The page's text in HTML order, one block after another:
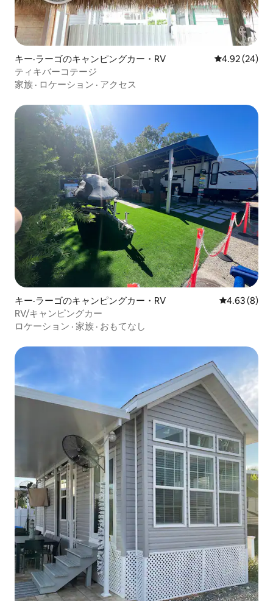
キー·ラーゴのキャンピングカー・RV レビュー24
4.92 (24)
ティキバーコテージ
家族 · ロケーション · アクセス
キー·ラーゴのキャンピングカー・RV レビュー8
4.63 (8)
RV/キャンピングカー
ロケーション · 家族 · おもてなし